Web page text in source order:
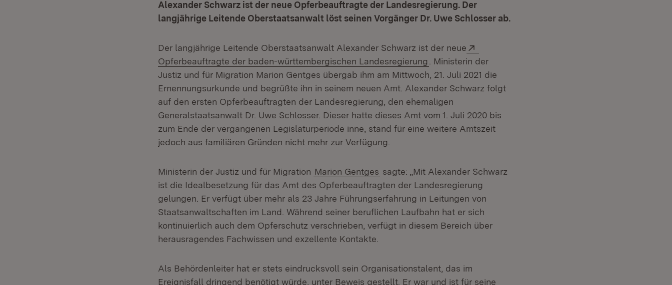
Alexander Schwarz ist der neue Opferbeauftragte der Landesregierung. Der
langjährige Leitende Oberstaatsanwalt löst seinen Vorgänger Dr. Uwe Schlosser ab.
Der langjährige Leitende Oberstaatsanwalt Alexander Schwarz ist der neue
Opferbeauftragte der baden-württembergischen Landesregierung (Öffnet in neuem Fenster)
. Ministerin der
Justiz und für Migration Marion Gentges übergab ihm am Mittwoch, 21. Juli 2021 die
Ernennungsurkunde und begrüßte ihn in seinem neuen Amt. Alexander Schwarz folgt
auf den ersten Opferbeauftragten der Landesregierung, den ehemaligen
Generalstaatsanwalt Dr. Uwe Schlosser. Dieser hatte dieses Amt vom 1. Juli 2020 bis
zum Ende der vergangenen Legislaturperiode inne, stand für eine weitere Amtszeit
jedoch aus familiären Gründen nicht mehr zur Verfügung.
Ministerin der Justiz und für Migration Marion Gentges sagte: „Mit Alexander Schwarz
ist die Idealbesetzung für das Amt des Opferbeauftragten der Landesregierung
gelungen. Er verfügt über mehr als 23 Jahre Führungserfahrung in Leitungen von
Staatsanwaltschaften im Land. Während seiner beruflichen Laufbahn hat er sich
kontinuierlich auch dem Opferschutz verschrieben, verfügt in diesem Bereich über
herausragendes Fachwissen und exzellente Kontakte.
Als Behördenleiter hat er stets eindrucksvoll sein Organisationstalent, das im
Ereignisfall dringend benötigt würde, unter Beweis gestellt. Er war und ist für seine